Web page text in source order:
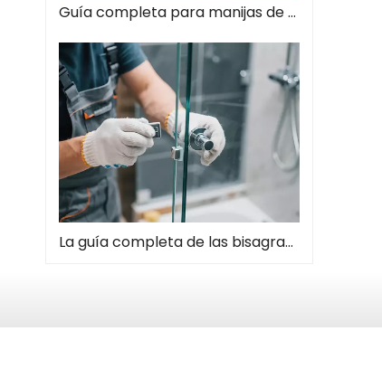
Guía completa para manijas de tiros de vidrio: el estilo se encuentra con la función
La guía completa de las bisagras de la puerta de la ducha: tipos, instalación y mantenimiento